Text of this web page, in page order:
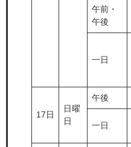
午前・
午後
一日
17日
日曜
日
午後
一日